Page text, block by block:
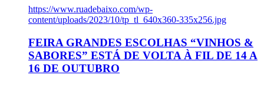
https://www.ruadebaixo.com/wp-
content/uploads/2023/10/tp_tl_640x360-335x256.jpg
FEIRA GRANDES ESCOLHAS “VINHOS &
SABORES” ESTÁ DE VOLTA À FIL DE 14 A
16 DE OUTUBRO